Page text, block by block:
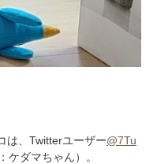
は、Twitterユーザー@7Tu
ケダマちゃん）。